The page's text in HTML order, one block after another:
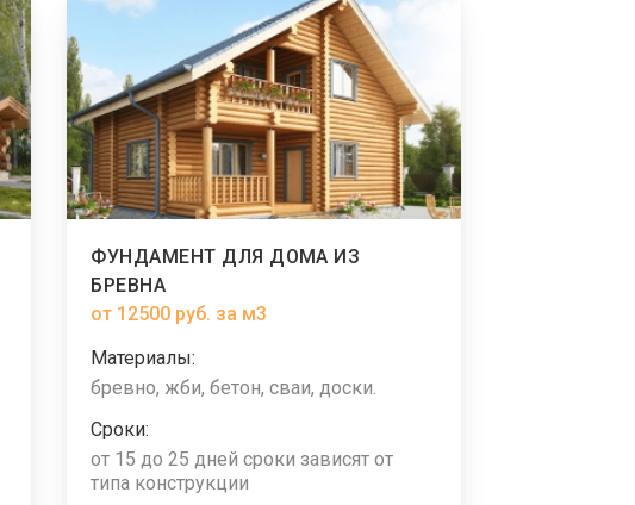
ФУНДАМЕНТ ДЛЯ ДОМА ИЗ
БРЕВНА
от 12500 руб. за м3
Материалы:
бревно, жби, бетон, сваи, доски.
Сроки:
от 15 до 25 дней сроки зависят от
типа конструкции